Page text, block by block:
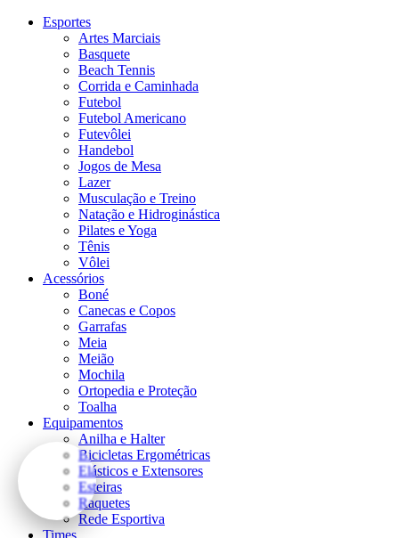
Esportes
Artes Marciais
Basquete
Beach Tennis
Corrida e Caminhada
Futebol
Futebol Americano
Futevôlei
Handebol
Jogos de Mesa
Lazer
Musculação e Treino
Natação e Hidroginástica
Pilates e Yoga
Tênis
Vôlei
Acessórios
Boné
Canecas e Copos
Garrafas
Meia
Meião
Mochila
Ortopedia e Proteção
Toalha
Equipamentos
Anilha e Halter
Bicicletas Ergométricas
Elásticos e Extensores
Esteiras
Raquetes
Rede Esportiva
Times